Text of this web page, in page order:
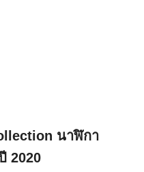
นาฬิกา
2020